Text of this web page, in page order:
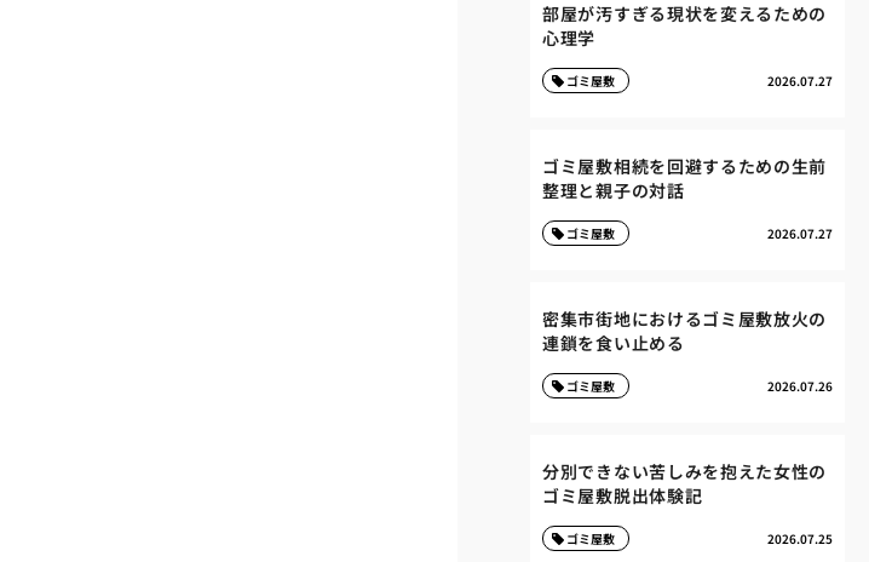
部屋が汚すぎる現状を変えるための
心理学
2026.07.27
ゴミ屋敷
ゴミ屋敷相続を回避するための生前
整理と親子の対話
2026.07.27
ゴミ屋敷
密集市街地におけるゴミ屋敷放火の
連鎖を食い止める
2026.07.26
ゴミ屋敷
分別できない苦しみを抱えた女性の
ゴミ屋敷脱出体験記
2026.07.25
ゴミ屋敷